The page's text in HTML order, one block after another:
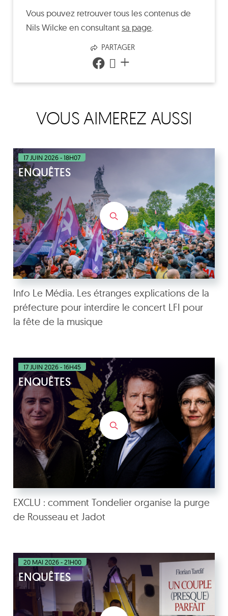
Vous pouvez retrouver tous les contenus de
Nils Wilcke en consultantsa page
PARTAGER
+
VOUS AIMEREZ AUSSI
17 JUIN 2026 - 18H07
ENQUÊTES
Info Le Média. Les étranges explications de la
préfecture pour interdire le concert LFI pour
la fête de la musique
17 JUIN 2026 - 16H45
ENQUÊTES
EXCLU : comment Tondelier organise la purge
de Rousseau et Jadot
20 MAI 2026 - 21H00
ENQUÊTES